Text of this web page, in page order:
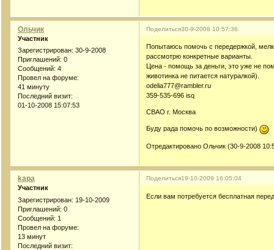
Поделиться30-9-2008 10:57:36
Ольчик
Участник
Зарегистрирован: 30-9-2008
Приглашений: 0
Сообщений: 4
Провел на форуме:
41 минуту
Последний визит:
01-10-2008 15:07:53
Попытаюсь помочь с передержкой,
рассмотрю конкретные варианты.
Цена - помощь за деньги, это уже не
животинка не питается натуралкой).
odelia777@rambler.ru
359-535-696 isq
СВАО г. Москва
Буду рада помочь по возможности)
Отредактировано Ольчик (30-9-2008
Поделиться19-10-2009 16:05:04
kapa
Участник
Зарегистрирован: 19-10-2009
Приглашений: 0
Сообщений: 1
Провел на форуме:
13 минут
Последний визит:
Если вам потребуется бесплатная